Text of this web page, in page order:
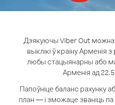
Дзякуючы Viber Out можна
выклікі ў краіну Арменія з
любы стацыянарны або
Арменія ад 22.5
Папоўніце баланс рахунку
план — і зможаце званіць па